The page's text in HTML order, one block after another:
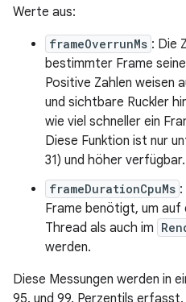
Werte aus:
frameOverrunMs : Die
bestimmter Frame
Positive Zahlen weisen
und sichtbare Ruckler
wie viel schneller ein
Diese Funktion ist nur
31) und höher verfügbar.
frameDurationCpuMs
Frame benötigt, um auf
Thread als auch im
werden.
Diese Messungen werden in
95. und 99. Perzentils erfasst.